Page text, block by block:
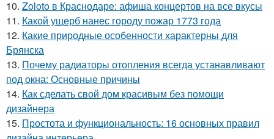
10. Zoloto в Краснодаре: афиша концертов на все вкусы
11. Какой ущерб нанес городу пожар 1773 года
12. Какие природные особенности характерны для
Брянска
13. Почему радиаторы отопления всегда устанавливают
под окна: Основные причины
14. Как сделать свой дом красивым без помощи
дизайнера
15. Простота и функциональность: 16 основных правил